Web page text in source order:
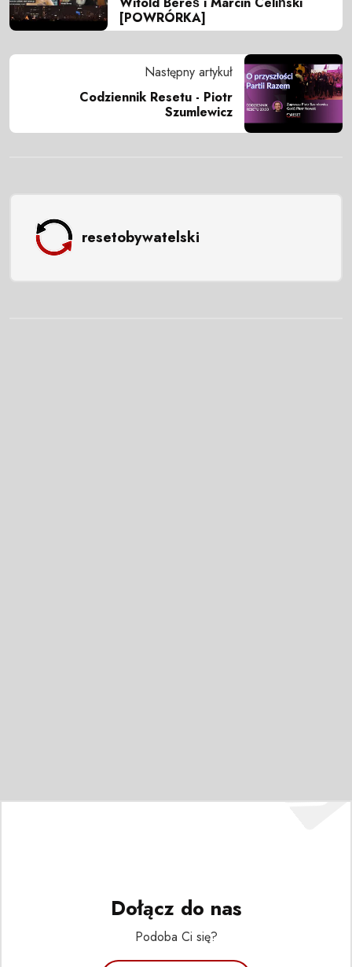
[POWRÓRKA]
Następny artykuł
Codziennik Resetu - Piotr
Szumlewicz
resetobywatelski
Dołącz do nas
Podoba Ci się?